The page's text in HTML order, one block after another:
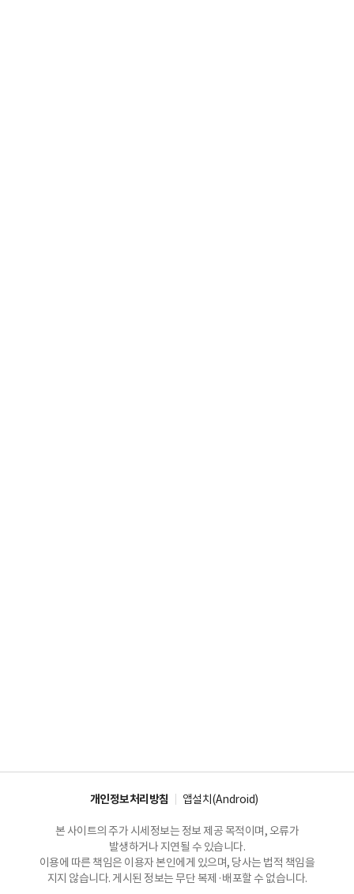
개인정보처리방침 앱설치(Android)
본 사이트의 주가 시세정보는 정보 제공 목적이며, 오류가
발생하거나 지연될 수 있습니다.
이용에 따른 책임은 이용자 본인에게 있으며, 당사는 법적 책임을
지지 않습니다. 게시된 정보는 무단 복제·배포할 수 없습니다.